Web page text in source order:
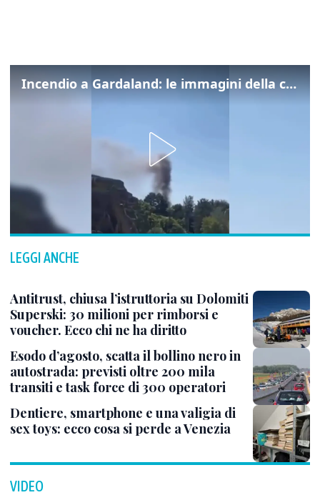
Incendio a Gardaland: le immagini della colonna di fumo
LEGGI ANCHE
Antitrust, chiusa l’istruttoria su Dolomiti
Superski: 30 milioni per rimborsi e
voucher. Ecco chi ne ha diritto
Esodo d’agosto, scatta il bollino nero in
autostrada: previsti oltre 200 mila
transiti e task force di 300 operatori
Dentiere, smartphone e una valigia di
sex toys: ecco cosa si perde a Venezia
VIDEO